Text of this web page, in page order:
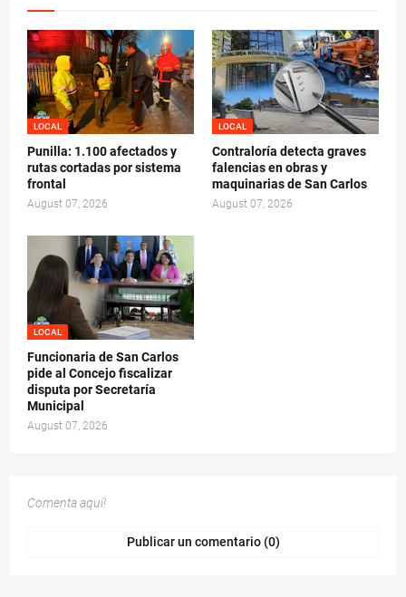
LOCAL
Punilla: 1.100 afectados y
rutas cortadas por sistema
frontal
August 07, 2026
LOCAL
Contraloría detecta graves
falencias en obras y
maquinarias de San Carlos
August 07, 2026
LOCAL
Funcionaria de San Carlos
pide al Concejo fiscalizar
disputa por Secretaría
Municipal
August 07, 2026
Comenta aquí!
Publicar un comentario (0)